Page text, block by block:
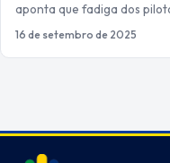
aponta que fadiga dos
16 de setembro de 2025